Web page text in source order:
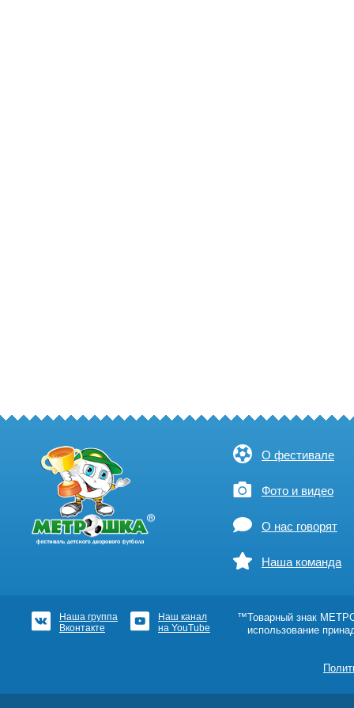
О фестивале
Фото и видео
О нас говорят
Наша команда
Наша группа
Вконтакте
Наш канал
на YouTube
™Товарный знак
использование